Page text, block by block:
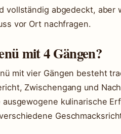
vollständig abgedeckt, aber
vor Ort nachfragen.
mit 4 Gängen?
mit vier Gängen besteht
Zwischengang und
kulinarische